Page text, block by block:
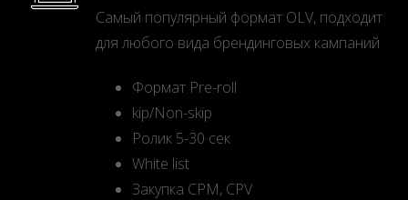
Самый популярный формат OLV, подходит
для любого вида брендинговых кампаний
Формат Pre-roll
kip/Non-skip
Ролик 5-30 сек
White list
Закупка CPM, CPV